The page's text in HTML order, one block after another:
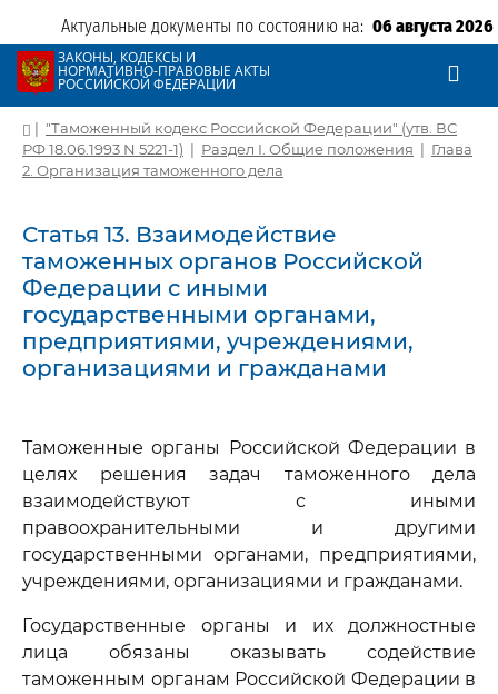
Актуальные документы по состоянию на: 06 августа 2026
ЗАКОНЫ, КОДЕКСЫ И
НОРМАТИВНО-ПРАВОВЫЕ АКТЫ
РОССИЙСКОЙ ФЕДЕРАЦИИ
| "Таможенный кодекс Российской Федерации" (утв. ВС
РФ 18.06.1993 N 5221-1) | Раздел I. Общие положения | Глава
2. Организация таможенного дела
Статья 13. Взаимодействие
таможенных органов Российской
Федерации с иными
государственными органами,
предприятиями, учреждениями,
организациями и гражданами
Таможенные органы Российской Федерации в
целях решения задач таможенного дела
взаимодействуют с иными
правоохранительными и другими
государственными органами, предприятиями,
учреждениями, организациями и гражданами.
Государственные органы и их должностные
лица обязаны оказывать содействие
таможенным органам Российской Федерации в